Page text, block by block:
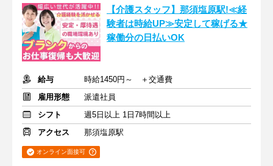
【介護スタッフ】那須塩原駅!≪経
験者は時給UP≫安定して稼げる★
稼働分の日払いOK
給与
時給1450円～ ＋交通費
雇用形態
派遣社員
シフト
週5日以上 1日7時間以上
アクセス
那須塩原駅
オンライン面接可